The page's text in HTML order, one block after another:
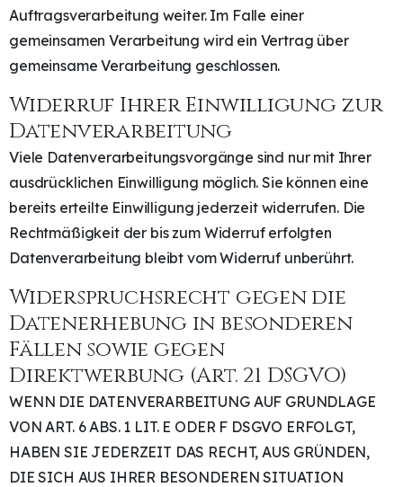
Auftragsverarbeitung weiter. Im Falle einer
gemeinsamen Verarbeitung wird ein Vertrag über
gemeinsame Verarbeitung geschlossen.
Widerruf Ihrer Einwilligung zur
Datenverarbeitung
Viele Datenverarbeitungsvorgänge sind nur mit Ihrer
ausdrücklichen Einwilligung möglich. Sie können eine
bereits erteilte Einwilligung jederzeit widerrufen. Die
Rechtmäßigkeit der bis zum Widerruf erfolgten
Datenverarbeitung bleibt vom Widerruf unberührt.
Widerspruchsrecht gegen die
Datenerhebung in besonderen
Fällen sowie gegen
Direktwerbung (Art. 21 DSGVO)
WENN DIE DATENVERARBEITUNG AUF GRUNDLAGE
VON ART. 6 ABS. 1 LIT. E ODER F DSGVO ERFOLGT,
HABEN SIE JEDERZEIT DAS RECHT, AUS GRÜNDEN,
DIE SICH AUS IHRER BESONDEREN SITUATION